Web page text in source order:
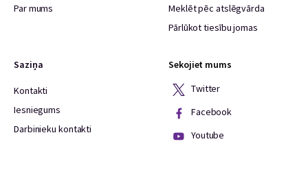
Par mums
Meklēt pēc atslēgvārda
Pārlūkot tiesību jomas
Saziņa
Kontakti
Iesniegums
Darbinieku kontakti
Sekojiet mums
Twitter
Facebook
Youtube